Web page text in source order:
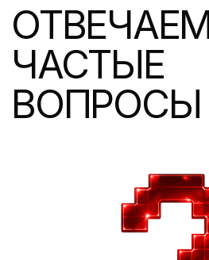
ЧАСТЫЕ
ВОПРОСЫ